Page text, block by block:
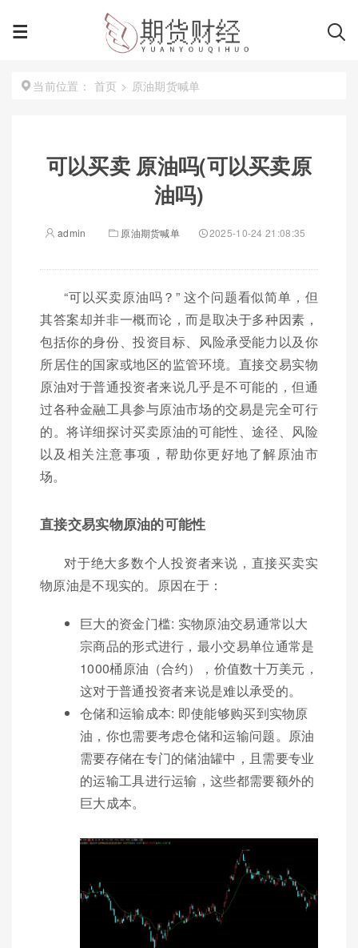
当前位置： 首页 > 原油期货喊单
可以买卖 原油吗(可以买卖原
油吗)
admin 原油期货喊单 2025-10-24 21:08:35
“可以买卖原油吗？” 这个问题看似简单，但
其答案却并非一概而论，而是取决于多种因素，
包括你的身份、投资目标、风险承受能力以及你
所居住的国家或地区的监管环境。直接交易实物
原油对于普通投资者来说几乎是不可能的，但通
过各种金融工具参与原油市场的交易是完全可行
的。将详细探讨买卖原油的可能性、途径、风险
以及相关注意事项，帮助你更好地了解原油市
场。
直接交易实物原油的可能性
对于绝大多数个人投资者来说，直接买卖实
物原油是不现实的。原因在于：
巨大的资金门槛: 实物原油交易通常以大
宗商品的形式进行，最小交易单位通常是
1000桶原油（合约），价值数十万美元，
这对于普通投资者来说是难以承受的。
仓储和运输成本: 即使能够购买到实物原
油，你也需要考虑仓储和运输问题。原油
需要存储在专门的储油罐中，且需要专业
的运输工具进行运输，这些都需要额外的
巨大成本。